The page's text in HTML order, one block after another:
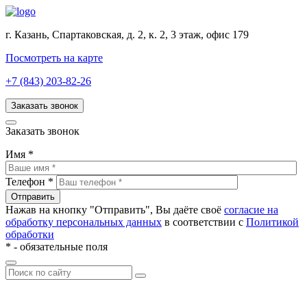
г. Казань, Спартаковская, д. 2, к. 2, 3 этаж, офис 179
Посмотреть на карте
+7 (843) 203-82-26
Заказать звонок
Заказать звонок
Имя *
Телефон *
Нажав на кнопку "Отправить", Вы даёте своё согласие на
обработку персональных данных в соответствии с Политикой
обработки
* - обязательные поля